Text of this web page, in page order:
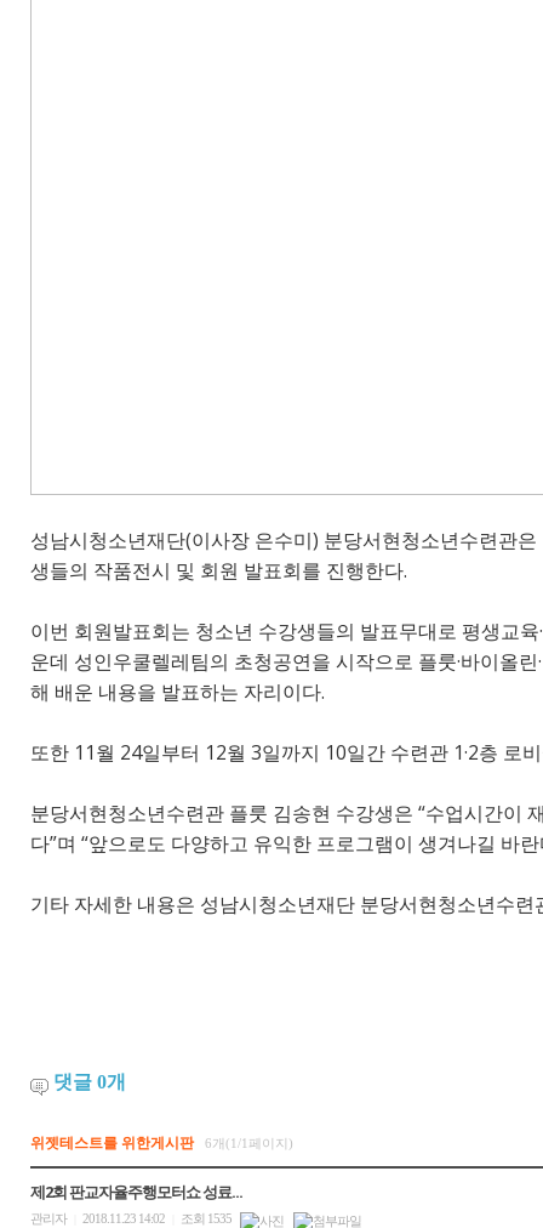
성남시청소년재단(이사장 은수미) 분당서현청소년수련관
생들의 작품전시 및 회원 발표회를 진행한다.
이번 회원발표회는 청소년 수강생들의 발표무대로 평생교
운데 성인우쿨렐레팀의 초청공연을 시작으로 플룻·바이올
해 배운 내용을 발표하는 자리이다.
또한 11월 24일부터 12월 3일까지 10일간 수련관 1·2층 로
분당서현청소년수련관 플룻 김송현 수강생은 “수업시간이
다”며 “앞으로도 다양하고 유익한 프로그램이 생겨나길 바란
기타 자세한 내용은 성남시청소년재단 분당서현청소년수
댓글 0개
위젯테스트를 위한게시판 6개(1/1페이지)
제2회 판교자율주행모터쇼 성료...
관리자 2018.11.23 14:02 조회 1535